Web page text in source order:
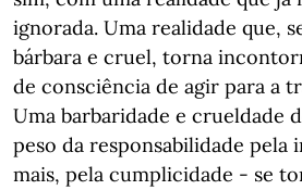
ignorada. Uma realidade que,
bárbara e cruel, torna
de consciência de agir para a
Uma barbaridade e crueldade
peso da responsabilidade pela
mais, pela cumplicidade - se